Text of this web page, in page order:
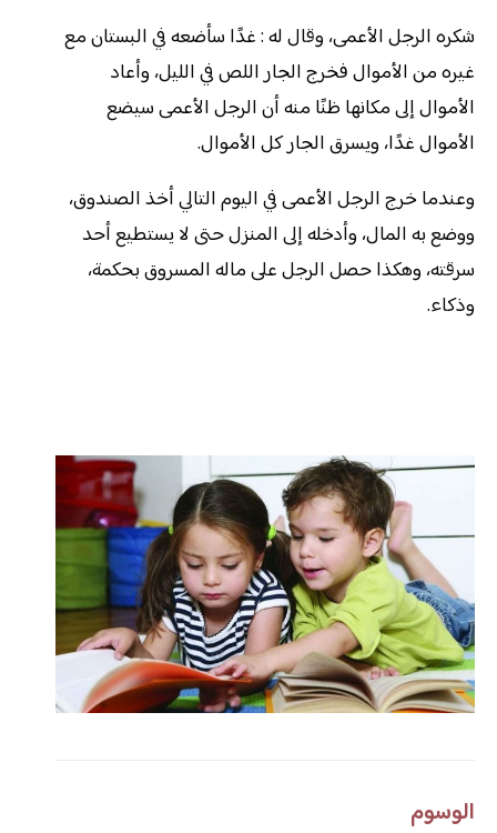
شكره الرجل الأعمى، وقال له : غدًا سأضعه في البستان مع
غيره من الأموال فخرج الجار اللص في الليل، وأعاد
الأموال إلى مكانها ظنًا منه أن الرجل الأعمى سيضع
الأموال غدًا، ويسرق الجار كل الأموال.
وعندما خرج الرجل الأعمى في اليوم التالي أخذ الصندوق،
ووضع به المال، وأدخله إلى المنزل حتى لا يستطيع أحد
سرقته، وهكذا حصل الرجل على ماله المسروق بحكمة،
وذكاء.
الوسوم